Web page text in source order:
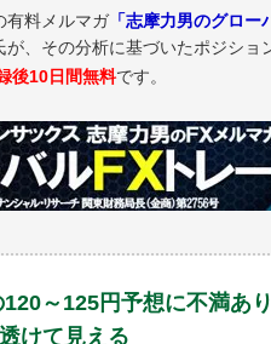
料メルマガ「志摩力男のグロー
が、その分析に基づいたポジシ
後10日間無料です。
～125円予想に不満あ
けて見える